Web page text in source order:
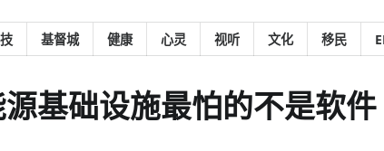
基督城 健康 心灵 视听 文化 移民
基础设施最怕的不是软件